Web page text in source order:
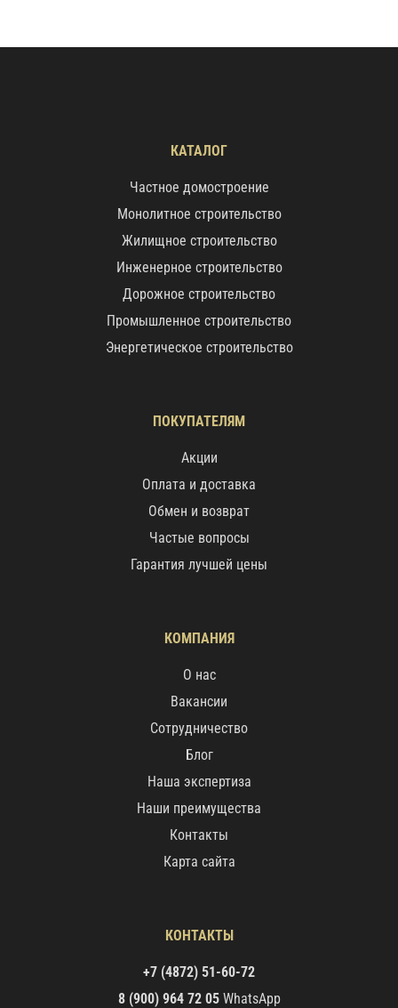
КАТАЛОГ
Частное домостроение
Монолитное строительство
Жилищное строительство
Инженерное строительство
Дорожное строительство
Промышленное строительство
Энергетическое строительство
ПОКУПАТЕЛЯМ
Акции
Оплата и доставка
Обмен и возврат
Частые вопросы
Гарантия лучшей цены
КОМПАНИЯ
О нас
Вакансии
Сотрудничество
Блог
Наша экспертиза
Наши преимущества
Контакты
Карта сайта
КОНТАКТЫ
+7 (4872) 51-60-72
8 (900) 964 72 05WhatsApp